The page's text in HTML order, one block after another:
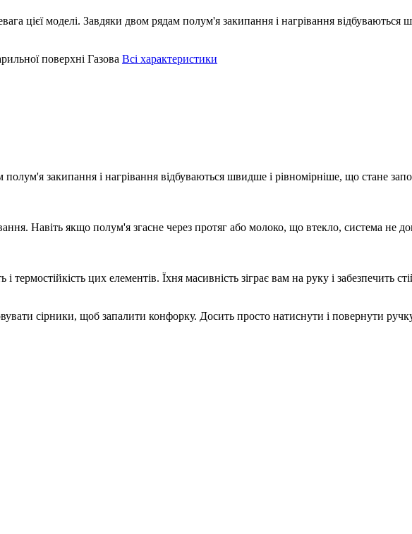
цієї моделі. Завдяки двом рядам полум'я закипання і нагрівання
поверхні Газова Всі характеристики
полум'я закипання і нагрівання відбуваються швидше і рівномірніше, що стане
Навіть якщо полум'я згасне через протяг або молоко, що втекло, система не
цих елементів. Їхня масивність зіграє вам на руку і забезпечить
сірники, щоб запалити конфорку. Досить просто натиснути і повернути